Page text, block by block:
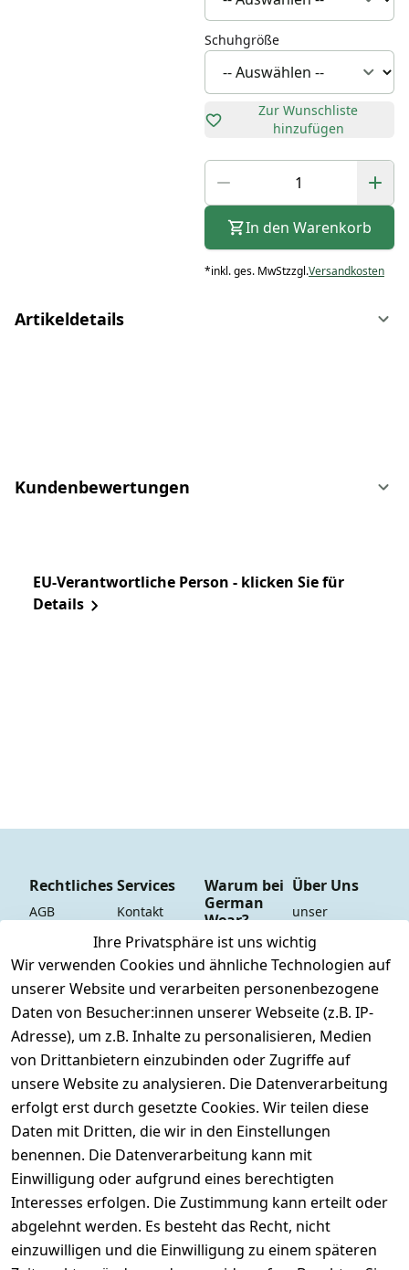
Schuhgröße
Zur Wunschliste
hinzufügen
In den Warenkorb
*inkl. ges. MwStzzgl.Versandkosten
Artikeldetails
Kundenbewertungen
EU-Verantwortliche Person - klicken Sie für
Details
Ihre Privatsphäre ist uns wichtig
Wir verwenden Cookies und ähnliche Technologien auf
unserer Website und verarbeiten personenbezogene
Daten von Besucher:innen unserer Webseite (z.B. IP-
Adresse), um z.B. Inhalte zu personalisieren, Medien
von Drittanbietern einzubinden oder Zugriffe auf
unsere Website zu analysieren. Die Datenverarbeitung
erfolgt erst durch gesetzte Cookies. Wir teilen diese
Daten mit Dritten, die wir in den Einstellungen
benennen. Die Datenverarbeitung kann mit
Einwilligung oder aufgrund eines berechtigten
Interesses erfolgen. Die Zustimmung kann erteilt oder
abgelehnt werden. Es besteht das Recht, nicht
einzuwilligen und die Einwilligung zu einem späteren
Rechtliches
AGB
Impressum
Datenschutze
rklärung
Barrierefreihe
itserklärung
Widerrufsrec
ht
Vertrag
widerrufen
Services
Kontakt
Registrieren
Versand &
Versandkoste
n
Retoure &
Rücksendung
Rücksendeeti
kett drucken
(Inland)
FAQs - Häufig
gestellte
Fragen
Konfektionsgr
ößen
Warum bei
German
Wear?
Dauer
Tiefpreisgara
ntie*
Express-24h-
Versand
24/7 aktueller
Warenbestan
d
+ 95% aus
eigener
Herstellung
+ 60 Jahre
Geschäftserfa
hrung
Über Uns
unser
YouTube-
Kanal
unsere
Facebook-
Seite
unsere
Damen &
Herren
unsere
Gutscheine &
SALE
Whatsapp Nr.:
+49511676950
14